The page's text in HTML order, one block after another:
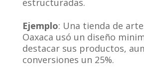
Ejemplo: Una tienda de
Oaxaca usó un diseño
destacar sus productos,
conversiones un 25%.